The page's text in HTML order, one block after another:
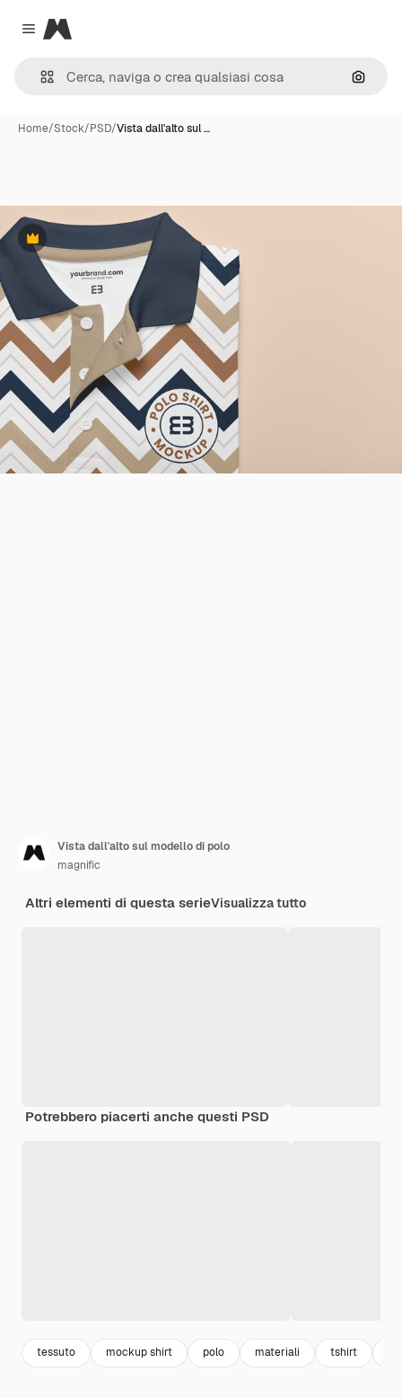
Close menu
Magnific
Cerca
Home/Stock/PSD/Vista dall'alto sul …
Premium
Vista dall'alto sul modello di polo
magnific
Altri elementi di questa serieVisualizza tutto
Potrebbero piacerti anche questi PSD
tessuto mockup shirt polo materiali tshirt